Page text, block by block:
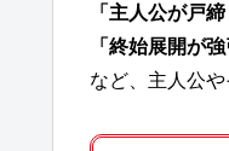
「主人公が戸
「終始展開が
など、主人公